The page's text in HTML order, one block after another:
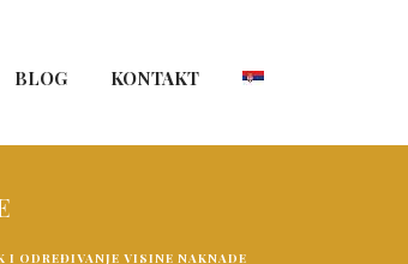
BLOG KONTAKT
I ODREĐIVANJE VISINE NAKNADE